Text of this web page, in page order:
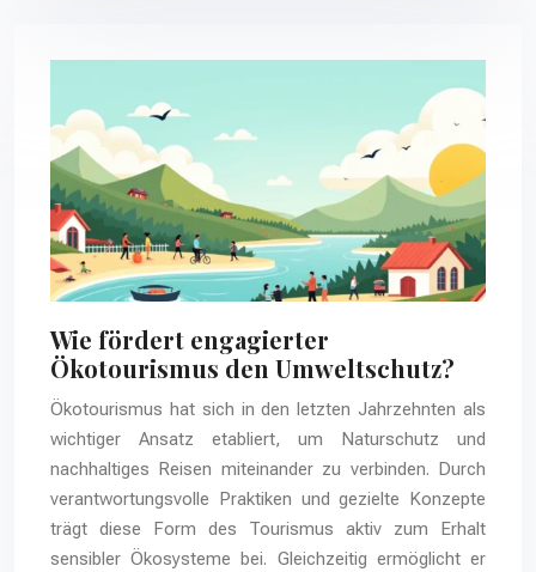
Wie fördert engagierter
Ökotourismus den Umweltschutz?
Ökotourismus hat sich in den letzten Jahrzehnten als
wichtiger Ansatz etabliert, um Naturschutz und
nachhaltiges Reisen miteinander zu verbinden. Durch
verantwortungsvolle Praktiken und gezielte Konzepte
trägt diese Form des Tourismus aktiv zum Erhalt
sensibler Ökosysteme bei. Gleichzeitig ermöglicht er